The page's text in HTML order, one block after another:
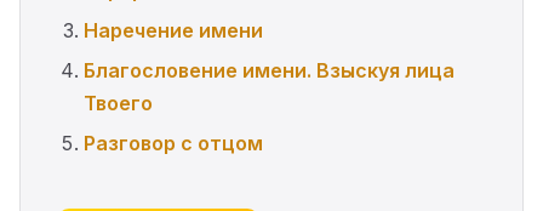
Наречение имени
Благословение имени. Взыскуя лица
Твоего
Разговор с отцом